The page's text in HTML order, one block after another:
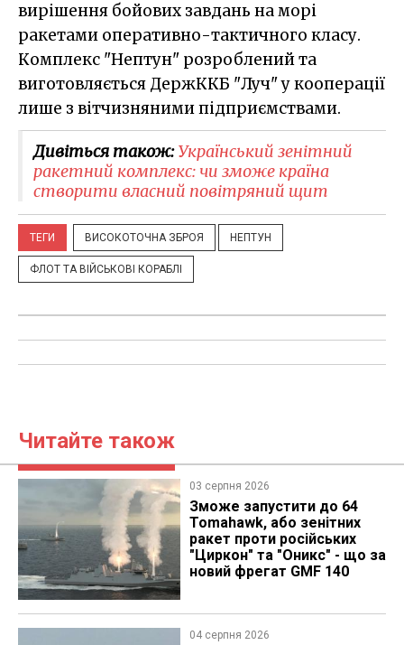
вирішення бойових завдань на морі
ракетами оперативно-тактичного класу.
Комплекс "Нептун" розроблений та
виготовляється ДержККБ "Луч" у кооперації
лише з вітчизняними підприємствами.
Дивіться також:​Український зенітний
ракетний комплекс: чи зможе країна
створити власний повітряний щит
ТЕГИ ВИСОКОТОЧНА ЗБРОЯ НЕПТУН
ФЛОТ ТА ВІЙСЬКОВІ КОРАБЛІ
Читайте також
03 серпня 2026
Зможе запустити до 64
Tomahawk, або зенітних
ракет проти російських
"Циркон" та "Оникс" - що за
новий фрегат GMF 140
04 серпня 2026